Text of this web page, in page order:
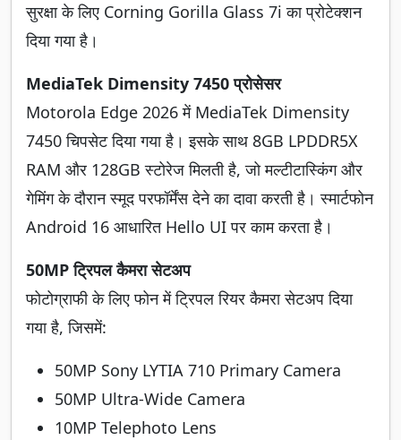
सुरक्षा के लिए Corning Gorilla Glass 7i का प्रोटेक्शन
दिया गया है।
MediaTek Dimensity 7450 प्रोसेसर
Motorola Edge 2026 में MediaTek Dimensity
7450 चिपसेट दिया गया है। इसके साथ 8GB LPDDR5X
RAM और 128GB स्टोरेज मिलती है, जो मल्टीटास्किंग और
गेमिंग के दौरान स्मूद परफॉर्मेंस देने का दावा करती है। स्मार्टफोन
Android 16 आधारित Hello UI पर काम करता है।
50MP ट्रिपल कैमरा सेटअप
फोटोग्राफी के लिए फोन में ट्रिपल रियर कैमरा सेटअप दिया
गया है, जिसमें:
50MP Sony LYTIA 710 Primary Camera
50MP Ultra-Wide Camera
10MP Telephoto Lens